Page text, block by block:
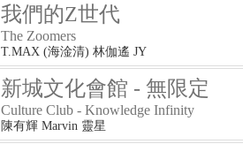
我們的Z世代
The Zoomers
T.MAX (海淦清) 林伽遙 JY
新城文化會館 - 無限定
Culture Club - Knowledge Infinity
陳有輝 Marvin 靈星